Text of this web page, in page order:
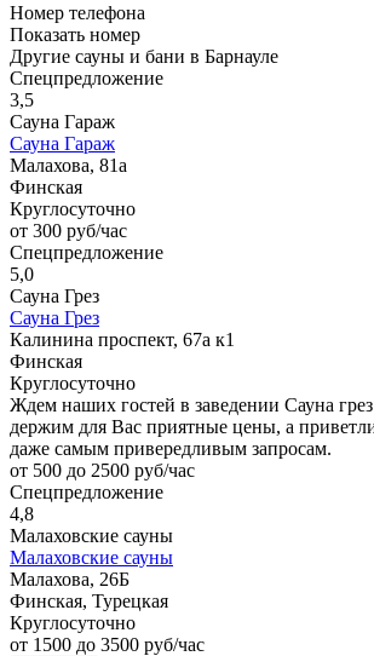
Номер телефона
Показать номер
Другие сауны и бани в Барнауле
Спецпредложение
3,5
Сауна Гараж
Сауна Гараж
Малахова, 81а
Финская
Круглосуточно
от 300 руб/час
Спецпредложение
5,0
Сауна Грез
Сауна Грез
Калинина проспект, 67а к1
Финская
Круглосуточно
Ждем наших гостей в заведении Сауна
держим для Вас приятные цены, а
даже самым привередливым запросам.
от 500 до 2500 руб/час
Спецпредложение
4,8
Малаховские сауны
Малаховские сауны
Малахова, 26Б
Финская, Турецкая
Круглосуточно
от 1500 до 3500 руб/час